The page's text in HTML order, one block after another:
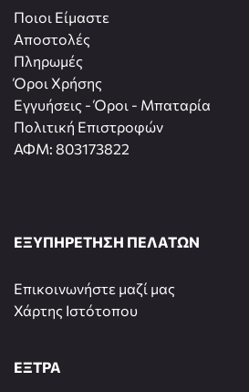
Ποιοι Είμαστε
Αποστολές
Πληρωμές
Όροι Χρήσης
Εγγυήσεις - Όροι - Μπαταρία
Πολιτική Επιστροφών
ΑΦΜ: 803173822
ΕΞΥΠΗΡΕΤΗΣΗ ΠΕΛΑΤΩΝ
Επικοινωνήστε μαζί μας
Χάρτης Ιστότοπου
ΕΞΤΡΑ